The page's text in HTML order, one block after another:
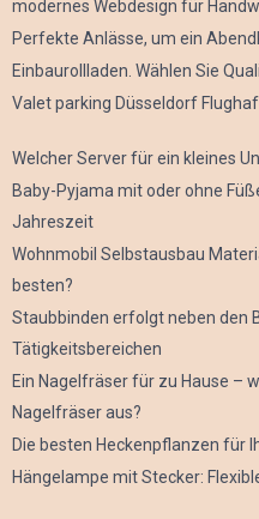
modernes Webdesign für
Perfekte Anlässe, um ein
Einbaurollladen. Wählen Sie
Valet parking Düsseldorf
Welcher Server für ein kleines
Baby-Pyjama mit oder ohne
Jahreszeit
Wohnmobil Selbstausbau
besten?
Staubbinden erfolgt neben den
Tätigkeitsbereichen
Ein Nagelfräser für zu Hause –
Nagelfräser aus?
Die besten Heckenpflanzen für
Hängelampe mit Stecker: